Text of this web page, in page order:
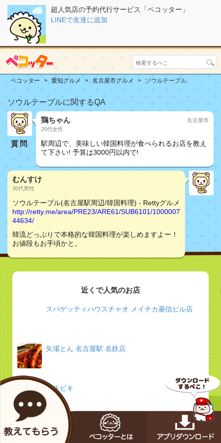
超人気店の予約代行サービス「ペコッター」
LINEで友達に追加
ペコッター 愛知グルメ 名古屋市グルメ ソウルテーブル
ソウルテーブルに関するQA
質問
鶏ちゃん
20代女性
名古屋市
駅周辺で、美味しい韓国料理が食べられるお店を教え
て下さい! 予算は3000円以内で!
むんすけ
30代男性
ソウルテーブル(名古屋駅周辺/韓国料理) - Rettyグルメ
http://retty.me/area/PRE23/ARE61/SUB6101/1000007
44634/
韓流どっぷりで本格的な韓国料理が楽しめますよー！
お値段もお手頃かと。
近くで人気のお店
スパゲッティハウスチャオ メイチカ菱信ビル店
矢場とん 名古屋駅 名鉄店
イチビキ
ぽってじ家